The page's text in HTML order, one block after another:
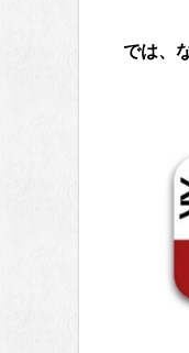
では、